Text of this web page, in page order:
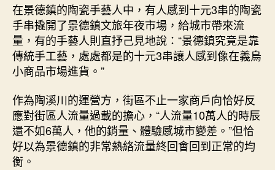
在景德鎮的陶瓷手藝人中，有人感到十元3串的陶瓷
手串撬開了景德鎮文旅年夜市場，給城市帶來流
量，有的手藝人則直抒己見地說：“景德鎮究竟是靠
傳統手工藝，處處都是的十元3串讓人感到像在義烏
小商品市場進貨。”
作為陶溪川的運營方，街區不止一家商戶向恰好反
應對街區人流量過載的擔心，“人流量10萬人的時辰
還不如6萬人，他的銷量、體驗感城市變差。”但恰
好以為景德鎮的非常熱絡流量終回會回到正常的均
衡。